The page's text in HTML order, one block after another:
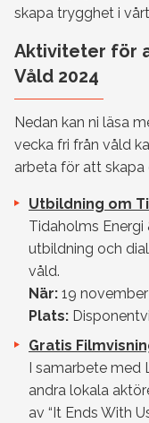
skapa trygghet i
Aktiviteter för
Våld 2024
Nedan kan ni läsa
vecka fri från våld
arbeta för att
Utbildning om
Tidaholms
utbildning och
våld.
När: 19 november
Plats:
Gratis
I samarbete
andra lokala
av “It Ends With